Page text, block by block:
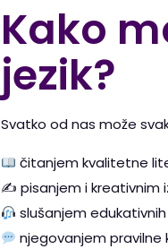
Kako
jezik?
Svatko od nas može
čitanjem kvalitetne
✍️ pisanjem i kreativnim
slušanjem
njegovanjem pravilne